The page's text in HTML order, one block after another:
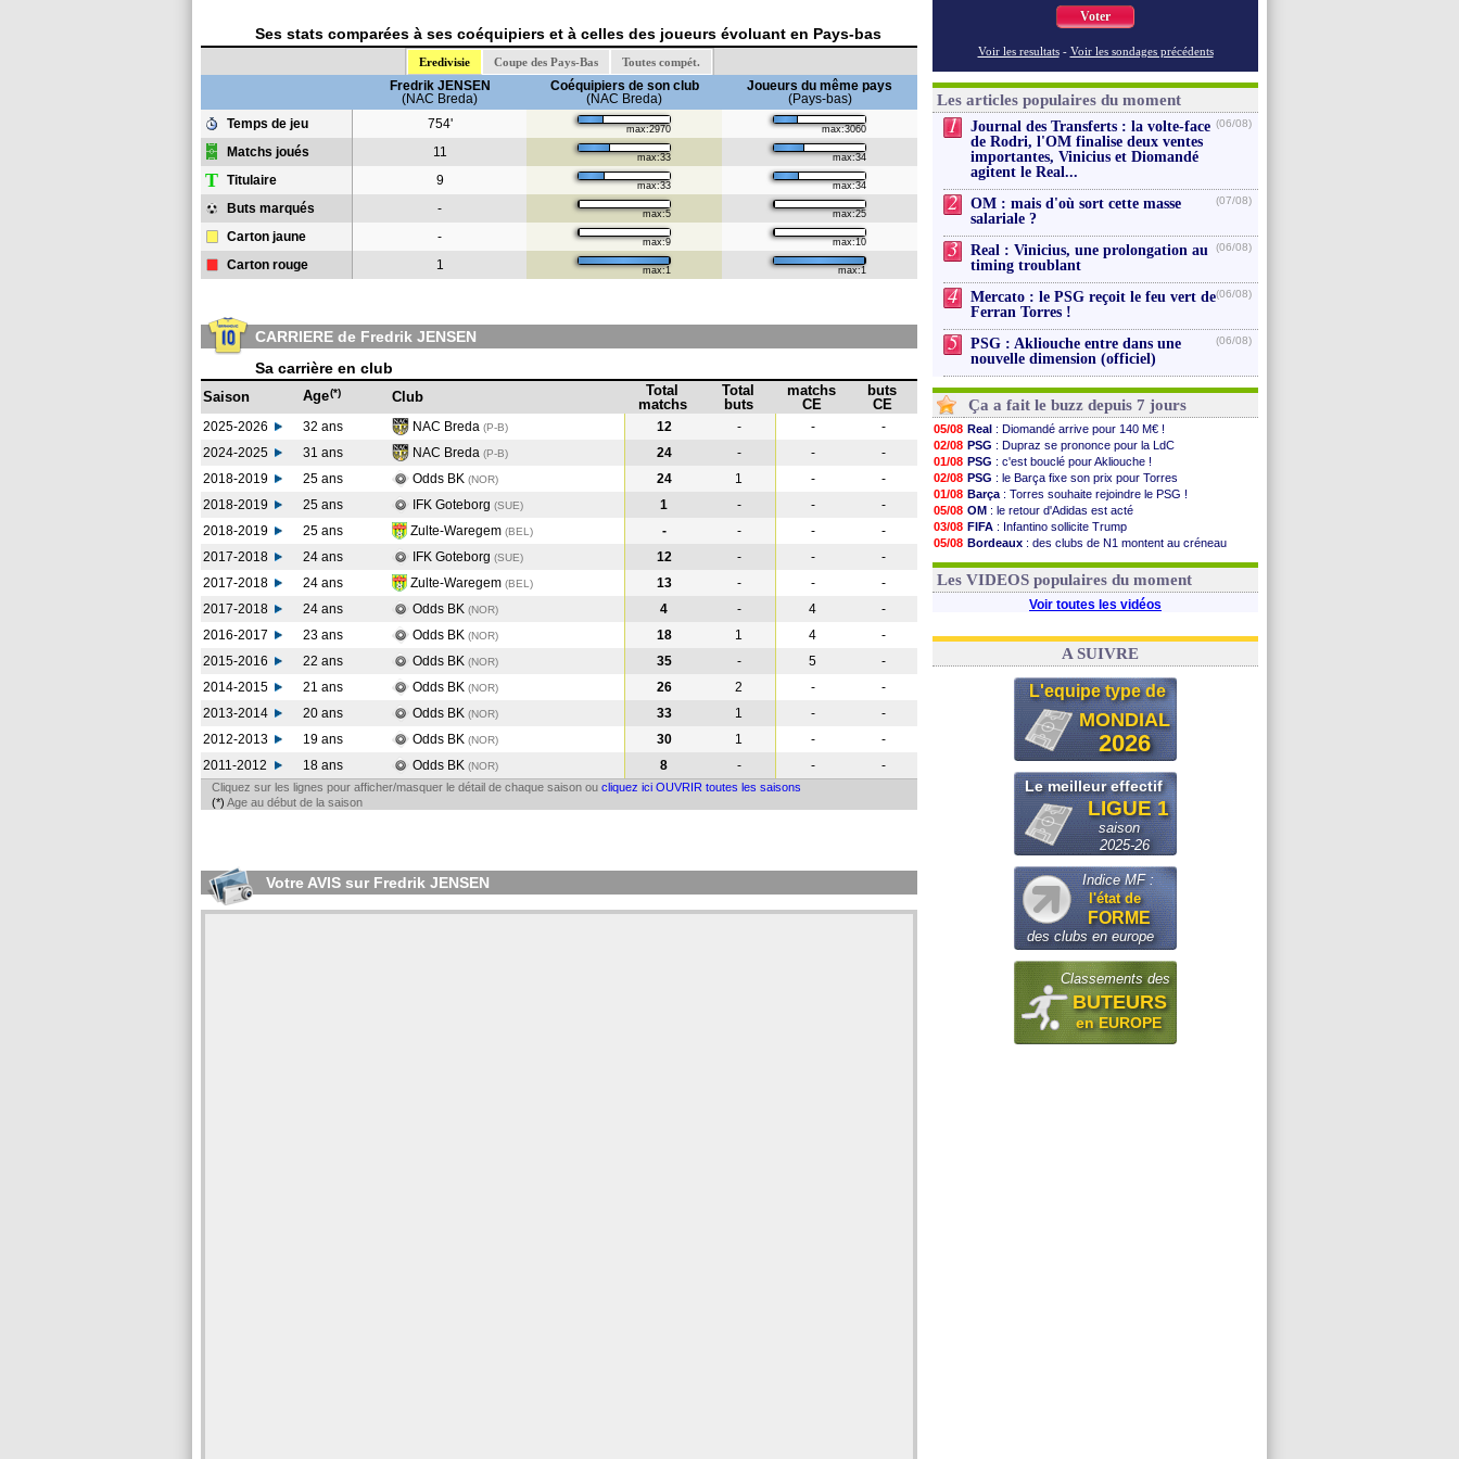
Ses stats comparées à ses coéquipiers et à celles des joueurs évoluant en Pays-bas
Eredivisie Coupe des Pays-Bas Toutes compét.
Fredrik JENSEN
(NAC Breda)
Coéquipiers de son club
(NAC Breda)
Joueurs du même pays
(Pays-bas)
Temps de jeu
754' max:2970 max:3060
Matchs joués 11 max:33 max:34
T Titulaire 9 max:33 max:34
Buts marqués - max:5 max:25
Carton jaune - max:9 max:10
Carton rouge 1 max:1 max:1
CARRIERE de Fredrik JENSEN
Sa carrière en club
Saison Age(*) Club
Total
matchs
Total
buts
matchs
CE
buts
CE
2025-2026 32 ans NAC Breda (P-B) 12 - -
-
2024-2025
31 ans NAC Breda (P-B) 24 - -
-
2018-2019
25 ans Odds BK (NOR) 24 1 -
-
2018-2019
25 ans IFK Goteborg (SUE) 1 - -
-
2018-2019
25 ans Zulte-Waregem (BEL ) - - -
-
2017-2018
24 ans IFK Goteborg (SUE) 12 - -
-
2017-2018
24 ans Zulte-Waregem (BEL ) 13 - -
-
2017-2018
24 ans Odds BK (NOR) 4 - 4
-
2016-2017
23 ans Odds BK (NOR) 18 1 4
-
2015-2016
22 ans Odds BK (NOR) 35 - 5
-
2014-2015
21 ans Odds BK (NOR) 26 2 -
-
2013-2014
20 ans Odds BK (NOR) 33 1 -
-
2012-2013
19 ans Odds BK (NOR) 30 1 -
-
2011-2012
18 ans Odds BK (NOR) 8 - - -
Cliquez sur les lignes pour afficher/masquer le détail de chaque saison ou cliquez ici OUVRIR toutes les saisons
(*) Age au début de la saison
Votre AVIS sur Fredrik JENSEN
Voter
Voir les resultats - Voir les sondages précédents
Les articles populaires du moment
1
Journal des Transferts : la volte-face
de Rodri, l'OM finalise deux ventes
importantes, Vinicius et Diomandé
agitent le Real...
(06/08)
2
OM : mais d'où sort cette masse
salariale ?
(07/08)
3
Real : Vinicius, une prolongation au
timing troublant
(06/08)
4
Mercato : le PSG reçoit le feu vert de
Ferran Torres !
(06/08)
5
PSG : Akliouche entre dans une
nouvelle dimension (officiel)
(06/08)
Ça a fait le buzz depuis 7 jours
05/08 Real : Diomandé arrive pour 140 M€ !
02/08 PSG : Dupraz se prononce pour la LdC
01/08 PSG : c'est bouclé pour Akliouche !
02/08 PSG : le Barça fixe son prix pour Torres
01/08 Barça : Torres souhaite rejoindre le PSG !
05/08 OM : le retour d'Adidas est acté
03/08 FIFA : Infantino sollicite Trump
05/08 Bordeaux : des clubs de N1 montent au créneau
03/08 Real: le démenti de Leipzig pour Diomandé
Les VIDEOS populaires du moment
Voir toutes les vidéos
A SUIVRE
L'equipe type de
MONDIAL
2026
Le meilleur effectif
LIGUE 1
saison
2025-26
Indice MF :
l'état de
FORME
des clubs en europe
Classements des
BUTEURS
en EUROPE